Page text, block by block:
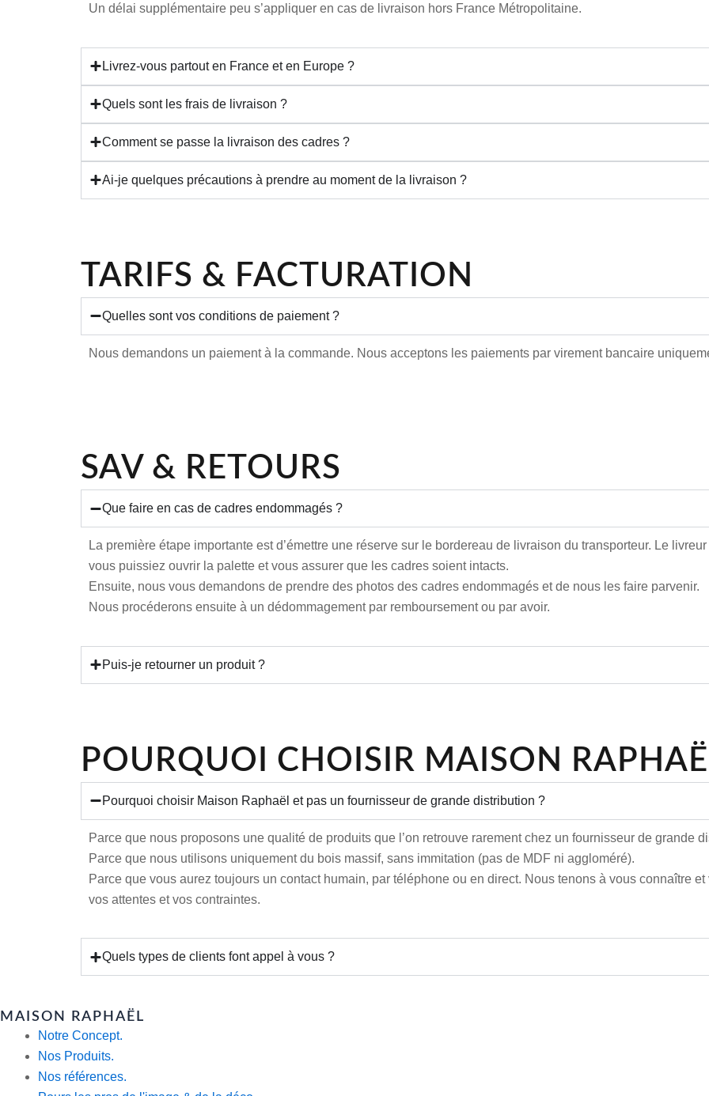
Un délai supplémentaire peu s’appliquer en cas de livraison hors France Métropolitaine.
Livrez-vous partout en France et en Europe ?
Quels sont les frais de livraison ?
Comment se passe la livraison des cadres ?
Ai-je quelques précautions à prendre au moment de la livraison ?
TARIFS & FACTURATION
Quelles sont vos conditions de paiement ?
Nous demandons un paiement à la commande. Nous acceptons les paiements par virement bancaire
SAV & RETOURS
Que faire en cas de cadres endommagés ?
La première étape importante est d’émettre une réserve sur le bordereau de livraison du transporteur. Le
vous puissiez ouvrir la palette et vous assurer que les cadres soient intacts.
Ensuite, nous vous demandons de prendre des photos des cadres endommagés et de nous les faire parvenir.
Nous procéderons ensuite à un dédommagement par remboursement ou par avoir.
Puis-je retourner un produit ?
POURQUOI CHOISIR MAISON
Pourquoi choisir Maison Raphaël et pas un fournisseur de grande distribution ?
Parce que nous proposons une qualité de produits que l’on retrouve rarement chez un fournisseur de grande
Parce que nous utilisons uniquement du bois massif, sans immitation (pas de MDF ni aggloméré).
Parce que vous aurez toujours un contact humain, par téléphone ou en direct. Nous tenons à vous connaître
vos attentes et vos contraintes.
Quels types de clients font appel à vous ?
MAISON RAPHAËL
Notre Concept.
Nos Produits.
Nos références.